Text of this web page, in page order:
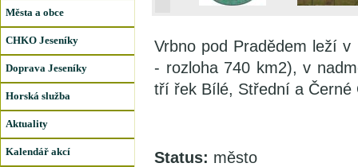
Města a obce
CHKO Jeseníky
Doprava Jeseníky
Horská služba
Aktuality
Kalendář akcí
Vrbno pod Pradědem leží v
- rozloha 740 km2), v
tří řek Bílé, Střední a Černé
Status: město